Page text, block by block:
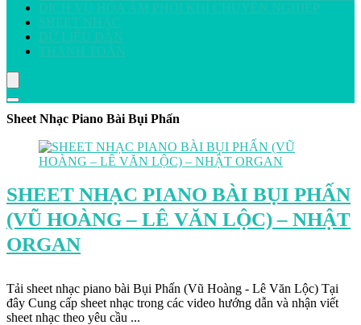
DỊCH VỤ HÒA ÂM PHỐI KHÍ CHUYÊN NGHIỆP
SHEET NHẠC
DỮ LIỆU ĐÀN
THANH TOÁN
Sheet Nhạc Piano Bài Bụi Phấn
SHEET NHẠC PIANO BÀI BỤI PHẤN
(VŨ HOÀNG – LÊ VĂN LỘC) – NHẬT
ORGAN
Tải sheet nhạc piano bài Bụi Phấn (Vũ Hoàng - Lê Văn Lộc) Tại
đây Cung cấp sheet nhạc trong các video hướng dẫn và nhận viết
sheet nhạc theo yêu cầu ...